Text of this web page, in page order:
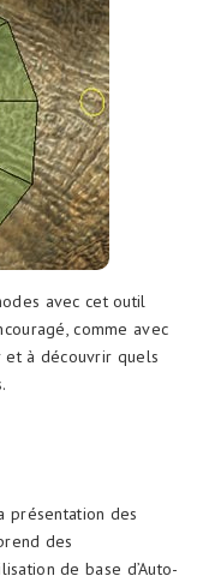
avec cet outil
comme avec
et à découvrir quels
présentation des
des
de base d’Auto-